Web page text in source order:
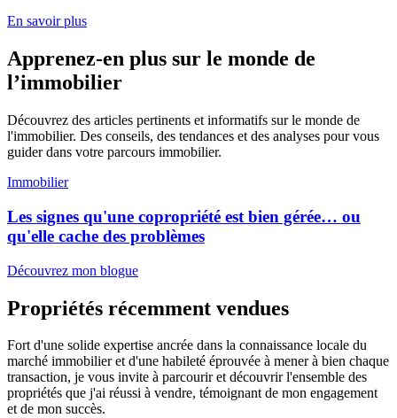
En savoir plus
Apprenez-en plus sur le monde de
l’immobilier
Découvrez des articles pertinents et informatifs sur le monde de
l'immobilier. Des conseils, des tendances et des analyses pour vous
guider dans votre parcours immobilier.
Immobilier
Les signes qu'une copropriété est bien gérée… ou
qu'elle cache des problèmes
Découvrez mon blogue
Propriétés récemment vendues
Fort d'une solide expertise ancrée dans la connaissance locale du
marché immobilier et d'une habileté éprouvée à mener à bien chaque
transaction, je vous invite à parcourir et découvrir l'ensemble des
propriétés que j'ai réussi à vendre, témoignant de mon engagement
et de mon succès.